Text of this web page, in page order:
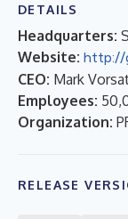
DETAILS
Headquarters:
Website: http://
CEO: Mark
Employees:
Organization:
RELEASE